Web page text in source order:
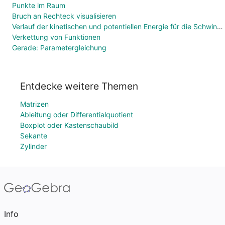
Punkte im Raum
Bruch an Rechteck visualisieren
Verlauf der kinetischen und potentiellen Energie für die Schwingung eines Federpendels
Verkettung von Funktionen
Gerade: Parametergleichung
Entdecke weitere Themen
Matrizen
Ableitung oder Differentialquotient
Boxplot oder Kastenschaubild
Sekante
Zylinder
Info